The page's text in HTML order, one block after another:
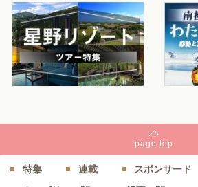
page top
特集 連載
スポンサード